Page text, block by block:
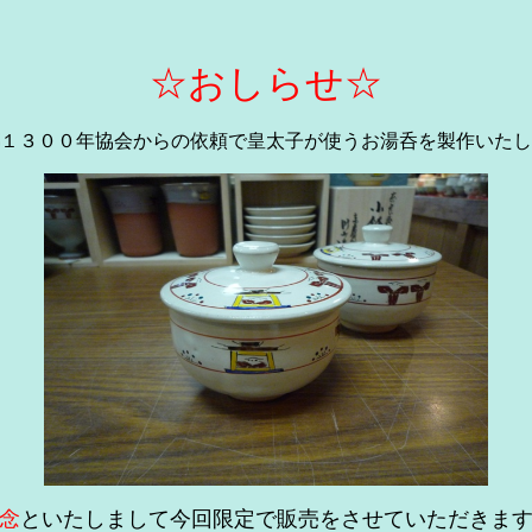
☆おしらせ☆
３００年協会からの依頼で皇太子が使うお湯呑を製作いた
といたしまして今回限定で販売をさせていただきま